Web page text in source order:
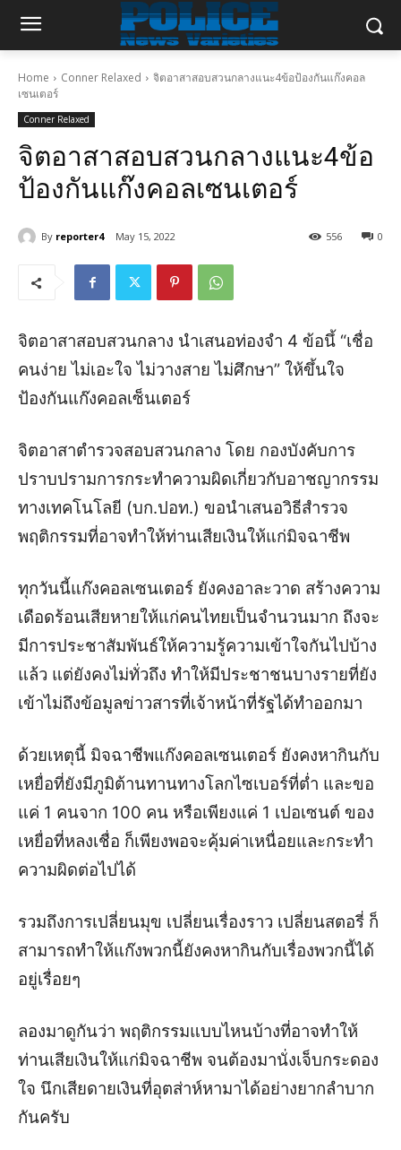
Home Conner Relaxed
จิตอาสาสอบสวนกลางแนะ4ข้อป้องกันแก๊งคอล
เซนเตอร์
Conner Relaxed
จิตอาสาสอบสวนกลางแนะ4ข้อ
ป้องกันแก๊งคอลเซนเตอร์
By reporter4 May 15, 2022 0
556
จิตอาสาสอบสวนกลาง นำเสนอท่องจำ 4 ข้อนึ้ “เชื่อ
คนง่าย ไม่เอะใจ ไม่วางสาย ไม่ศึกษา” ให้ขึ้นใจ
ป้องกันแก๊งคอลเซ็นเตอร์
จิตอาสาตำรวจสอบสวนกลาง โดย กองบังคับการ
ปราบปรามการกระทำความผิดเกี่ยวกับอาชญากรรม
ทางเทคโนโลยี (บก.ปอท.) ขอนำเสนอวิธีสำรวจ
พฤติกรรมที่อาจทำให้ท่านเสียเงินให้แก่มิจฉาชีพ
ทุกวันนี้แก๊งคอลเซนเตอร์ ยังคงอาละวาด สร้างความ
เดือดร้อนเสียหายให้แก่คนไทยเป็นจำนวนมาก ถึงจะ
มีการประชาสัมพันธ์ให้ความรู้ความเข้าใจกันไปบ้าง
แล้ว แต่ยังคงไม่ทั่วถึง ทำให้มีประชาชนบางรายที่ยัง
เข้าไม่ถึงข้อมูลข่าวสารที่เจ้าหน้าที่รัฐได้ทำออกมา
ด้วยเหตุนี้ มิจฉาชีพแก๊งคอลเซนเตอร์ ยังคงหากินกับ
เหยื่อที่ยังมีภูมิต้านทานทางโลกไซเบอร์ที่ต่ำ และขอ
แค่ 1 คนจาก 100 คน หรือเพียงแค่ 1 เปอเซนต์ ของ
เหยื่อที่หลงเชื่อ ก็เพียงพอจะคุ้มค่าเหนื่อยและกระทำ
ความผิดต่อไปได้
รวมถึงการเปลี่ยนมุข เปลี่ยนเรื่องราว เปลี่ยนสตอรี่ ก็
สามารถทำให้แก๊งพวกนี้ยังคงหากินกับเรื่องพวกนี้ได้
อยู่เรื่อยๆ
ลองมาดูกันว่า พฤติกรรมแบบไหนบ้างที่อาจทำให้
ท่านเสียเงินให้แก่มิจฉาชีพ จนต้องมานั่งเจ็บกระดอง
ใจ นึกเสียดายเงินที่อุตส่าห์หามาได้อย่างยากลำบาก
กันครับ